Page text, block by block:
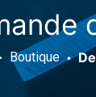
Boutique